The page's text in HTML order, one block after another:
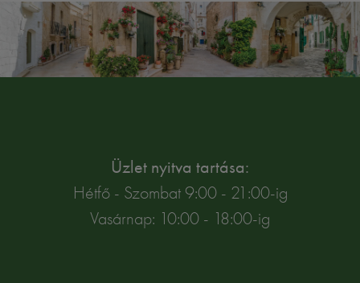
Üzlet nyitva tartása:
Hétfő - Szombat 9:00 - 21:00-ig
Vasárnap: 10:00 - 18:00-ig